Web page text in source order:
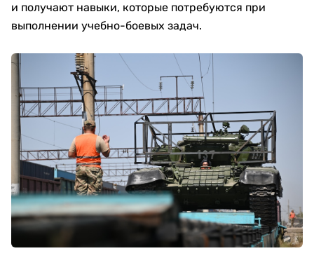
и получают навыки, которые потребуются при
выполнении учебно-боевых задач.